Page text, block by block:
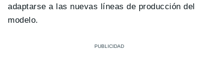
adaptarse a las nuevas líneas de producción del
modelo.